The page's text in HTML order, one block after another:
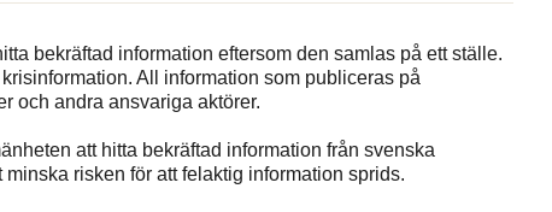
bekräftad information eftersom den samlas på ett ställe.
All information som publiceras på
och andra ansvariga aktörer.
att hitta bekräftad information från svenska
risken för att felaktig information sprids.